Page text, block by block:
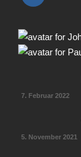
7. Februar 2022
5. November 2021